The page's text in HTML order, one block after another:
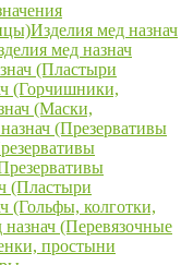
Изделия мед назнач
мед назнач
(Пластыри
(Горчишники,
(Маски,
(Презервативы
(Пластыри
(Гольфы, колготки,
(Перевязочные
простыни